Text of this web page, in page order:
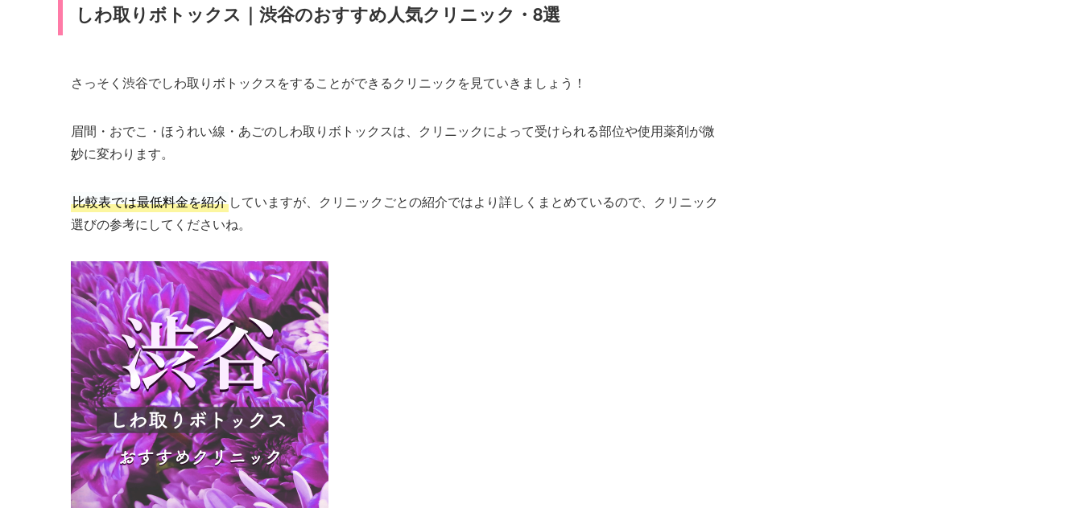
しわ取りボトックス｜渋谷のおすすめ人気クリニック・8選
さっそく渋谷でしわ取りボトックスをすることができるクリニックを見ていきましょう！
眉間・おでこ・ほうれい線・あごのしわ取りボトックスは、クリニックによって受けられる部位や使用薬剤が微
妙に変わります。
比較表では最低料金を紹介 していますが、クリニックごとの紹介ではより詳しくまとめているので、クリニック
選びの参考にしてくださいね。